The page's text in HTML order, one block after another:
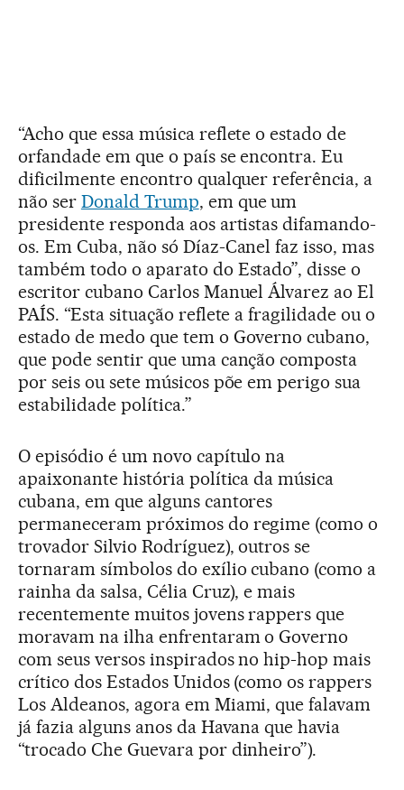
“Acho que essa música reflete o estado de
orfandade em que o país se encontra. Eu
dificilmente encontro qualquer referência, a
não ser Donald Trump, em que um
presidente responda aos artistas difamando-
os. Em Cuba, não só Díaz-Canel faz isso, mas
também todo o aparato do Estado”, disse o
escritor cubano Carlos Manuel Álvarez ao El
PAÍS. “Esta situação reflete a fragilidade ou o
estado de medo que tem o Governo cubano,
que pode sentir que uma canção composta
por seis ou sete músicos põe em perigo sua
estabilidade política.”
O episódio é um novo capítulo na
apaixonante história política da música
cubana, em que alguns cantores
permaneceram próximos do regime (como o
trovador Silvio Rodríguez), outros se
tornaram símbolos do exílio cubano (como a
rainha da salsa, Célia Cruz), e mais
recentemente muitos jovens rappers que
moravam na ilha enfrentaram o Governo
com seus versos inspirados no hip-hop mais
crítico dos Estados Unidos (como os rappers
Los Aldeanos, agora em Miami, que falavam
já fazia alguns anos da Havana que havia
“trocado Che Guevara por dinheiro”).